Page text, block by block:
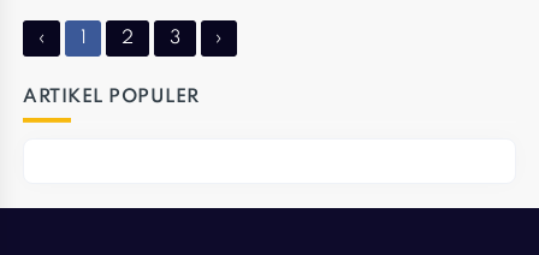
‹ 2 3 ›
ARTIKEL POPULER